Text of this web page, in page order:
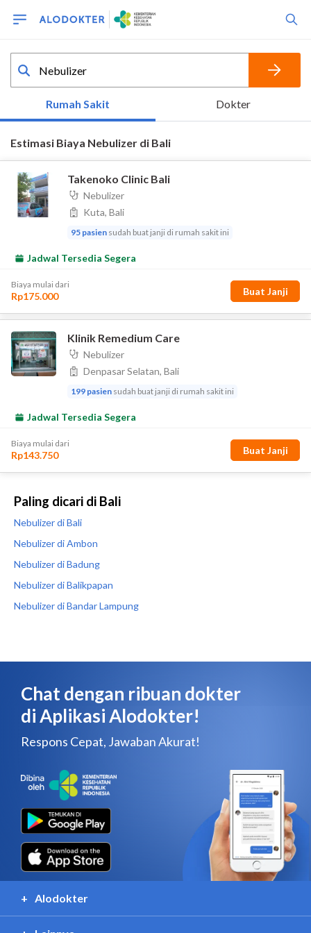
Paling dicari di Bali
Nebulizer di Bali
Nebulizer di Ambon
Nebulizer di Badung
Nebulizer di Balikpapan
Nebulizer di Bandar Lampung